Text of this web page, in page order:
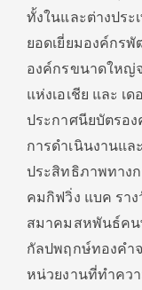
ทั้งในและต่างประ
ยอดเยี่ยมองค์กรพั
องค์กรขนาดใหญ่
แห่งเอเชีย และ เ
ประกาศนียบัตรอ
การดำเนินงานแ
ประสิทธิภาพทาง
คมกิฟวิ่ง แบค รา
สมาคมสหพันธ์คน
กัลปพฤกษ์ทองคำ
หน่วยงานที่ทำคว